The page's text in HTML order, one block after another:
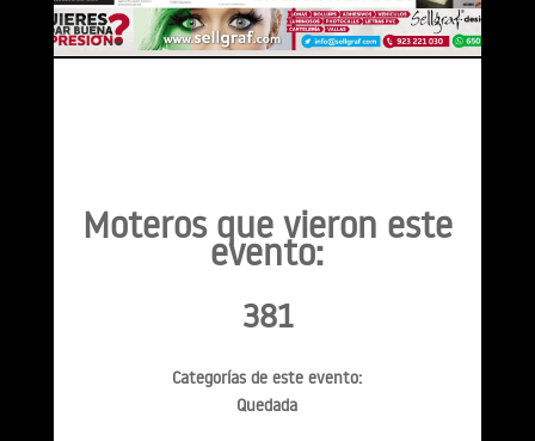
Moteros que vieron este
evento:
381
Categorías de este evento:
Quedada